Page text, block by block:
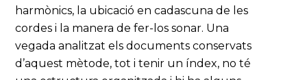
harmònics, la ubicació en cadascuna de les
cordes i la manera de fer-los sonar. Una
vegada analitzat els documents conservats
d’aquest mètode, tot i tenir un índex, no té